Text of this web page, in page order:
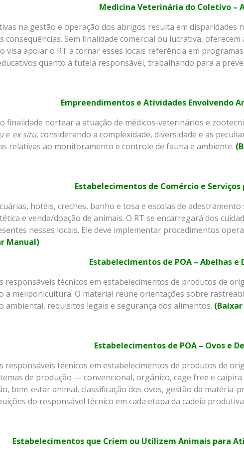
Medicina Veterinária do Coletivo –
na gestão e operação dos abrigos resulta em disparidades
consequências. Sem finalidade comercial ou lucrativa,
visa apoiar o RT a tornar esses locais referência em
quanto à tutela responsável, trabalhando para a
Empreendimentos e Atividades Envolvendo
finalidade nortear a atuação de médicos-veterinários e
e ex situ, considerando a complexidade, diversidade e as
relativas ao monitoramento e controle de fauna e ambiente.
Estabelecimentos de Comércio e
hotéis, creches, banho e tosa e escolas de
e venda/doação de animais. O RT se encarregará dos
nesses locais. Ele deve implementar procedimentos
Manual)
Estabelecimentos de POA – Abelhas e
responsáveis técnicos em estabelecimentos de produtos de
a meliponicultura. O material reúne orientações sobre
ambiental, requisitos legais e segurança dos alimentos.
Estabelecimentos de POA – Ovos e
responsáveis técnicos em estabelecimentos de produtos de
de produção — convencional, orgânico, cage free e
bem-estar animal, classificação dos ovos, gestão da matéria-
do responsável técnico em cada etapa da cadeia
Estabelecimentos que Criem ou Utilizem Animais para